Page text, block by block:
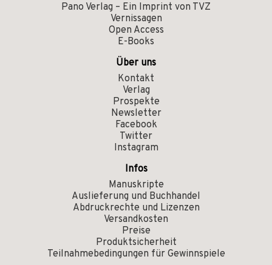
Pano Verlag – Ein Imprint von TVZ
Vernissagen
Open Access
E-Books
Über uns
Kontakt
Verlag
Prospekte
Newsletter
Facebook
Twitter
Instagram
Infos
Manuskripte
Auslieferung und Buchhandel
Abdruckrechte und Lizenzen
Versandkosten
Preise
Produktsicherheit
Teilnahmebedingungen für Gewinnspiele